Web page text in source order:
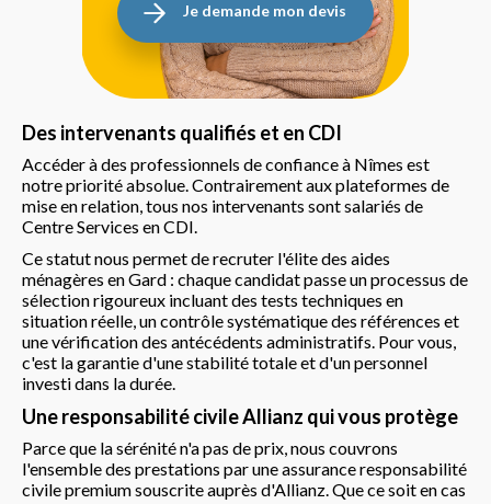
Je demande mon devis
Des intervenants qualifiés et en CDI
Accéder à des professionnels de confiance à Nîmes est
notre priorité absolue. Contrairement aux plateformes de
mise en relation, tous nos intervenants sont salariés de
Centre Services en CDI.
Ce statut nous permet de recruter l'élite des aides
ménagères en Gard : chaque candidat passe un processus de
sélection rigoureux incluant des tests techniques en
situation réelle, un contrôle systématique des références et
une vérification des antécédents administratifs. Pour vous,
c'est la garantie d'une stabilité totale et d'un personnel
investi dans la durée.
Une responsabilité civile Allianz qui vous protège
Parce que la sérénité n'a pas de prix, nous couvrons
l'ensemble des prestations par une assurance responsabilité
civile premium souscrite auprès d'Allianz. Que ce soit en cas